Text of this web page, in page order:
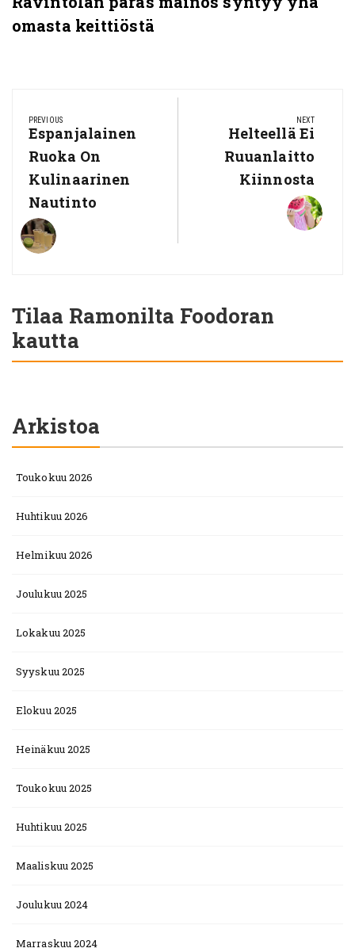
omasta keittiöstä
selaus
PREVIOUS
Previous
Post:
Espanjalainen
Ruoka On
Kulinaarinen
Nautinto
NEXT
Next
Post:
Helteellä Ei
Ruuanlaitto
Kiinnosta
Tilaa Ramonilta Foodoran
kautta
Arkistoa
Toukokuu 2026
Huhtikuu 2026
Helmikuu 2026
Joulukuu 2025
Lokakuu 2025
Syyskuu 2025
Elokuu 2025
Heinäkuu 2025
Toukokuu 2025
Huhtikuu 2025
Maaliskuu 2025
Joulukuu 2024
Marraskuu 2024